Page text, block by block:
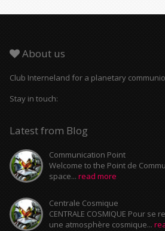
About us
Club Interneland for a planetary
Stay in touch:
Latest from Blog
Communication Point
Welcome to the Point de
space... read more
Centrale Cosmique
CENTRALE COSMIQUE Pour
une atmosphère cosmique...